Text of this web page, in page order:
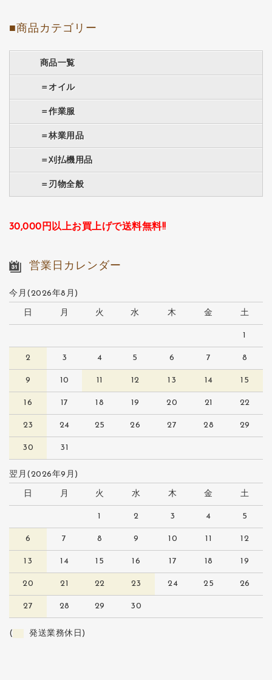
■商品カテゴリー
商品一覧
＝オイル
＝作業服
＝林業用品
＝刈払機用品
＝刃物全般
30,000円以上お買上げで送料無料!!
営業日カレンダー
今月(2026年8月)
日 月 火 水 木 金 土
1
2 3 4 5 6 7 8
9 10 11 12 13 14 15
16 17 18 19 20 21 22
23 24 25 26 27 28 29
30 31
翌月(2026年9月)
日 月 火 水 木 金 土
1 2 3 4 5
6 7 8 9 10 11 12
13 14 15 16 17 18 19
20 21 22 23 24 25 26
27 28 29 30
( 発送業務休日)